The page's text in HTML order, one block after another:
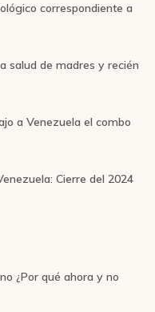
correspondiente a
salud de madres y recién
a Venezuela el combo
Cierre del 2024
¿Por qué ahora y no